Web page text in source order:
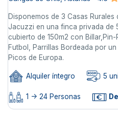
Disponemos de 3 Casas
Jacuzzi en una finca privada de
cubierto de 150m2 con
Futbol, Parrillas Bordeada por
Picos de Europa.
Alquiler íntegro 5
1 -> 24 Personas